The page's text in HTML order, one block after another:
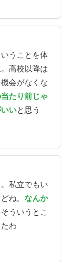
うことを体
高校以降は
会がなくな
たり前じゃ
いと思う
私立でもい
ね。 なんか
ういうとこ
わ